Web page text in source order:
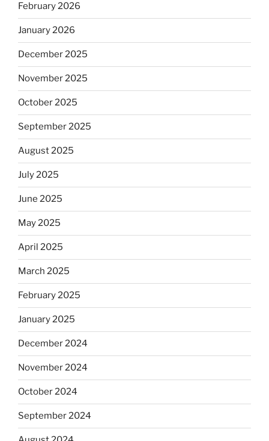
February 2026
January 2026
December 2025
November 2025
October 2025
September 2025
August 2025
July 2025
June 2025
May 2025
April 2025
March 2025
February 2025
January 2025
December 2024
November 2024
October 2024
September 2024